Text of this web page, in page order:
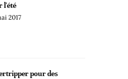
l'été
2017
pour des